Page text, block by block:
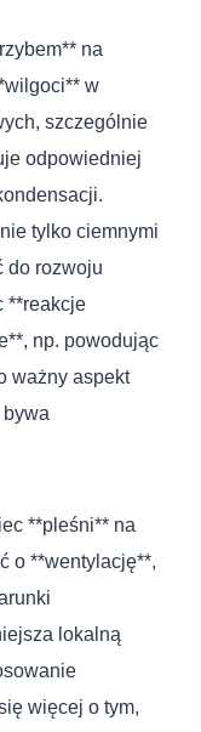
na
w
szczególnie
odpowiedniej
tylko ciemnymi
do rozwoju
**reakcje
np. powodując
ważny aspekt
**pleśni** na
o **wentylację**,
lokalną
więcej o tym,